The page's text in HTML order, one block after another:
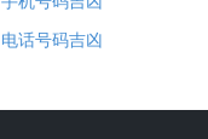
电话号码吉凶